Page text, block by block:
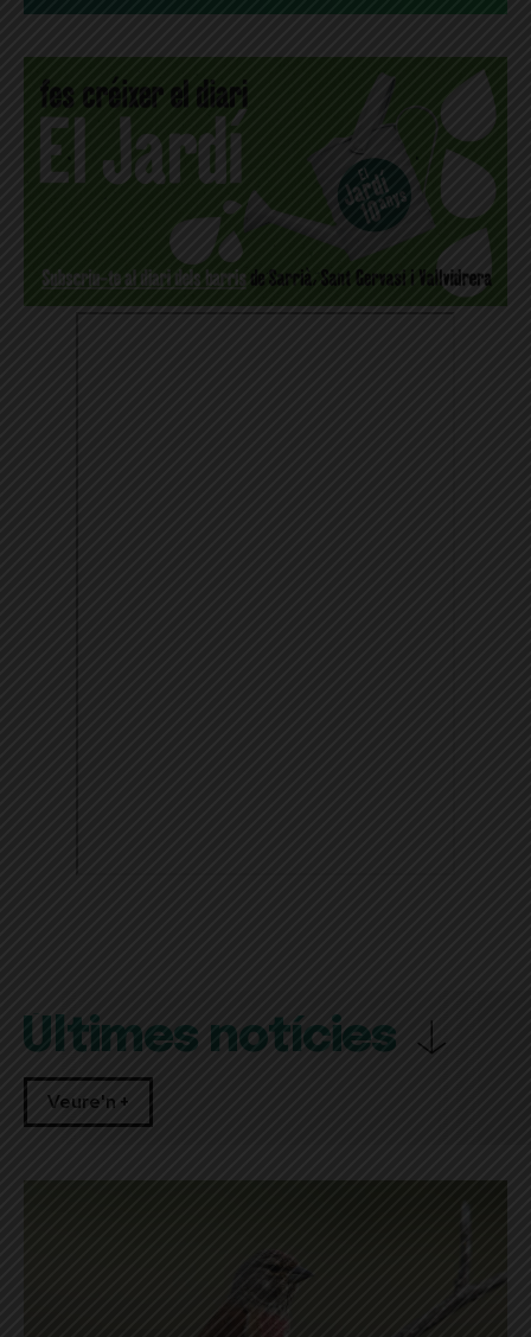
Últimes notícies
Veure'n +